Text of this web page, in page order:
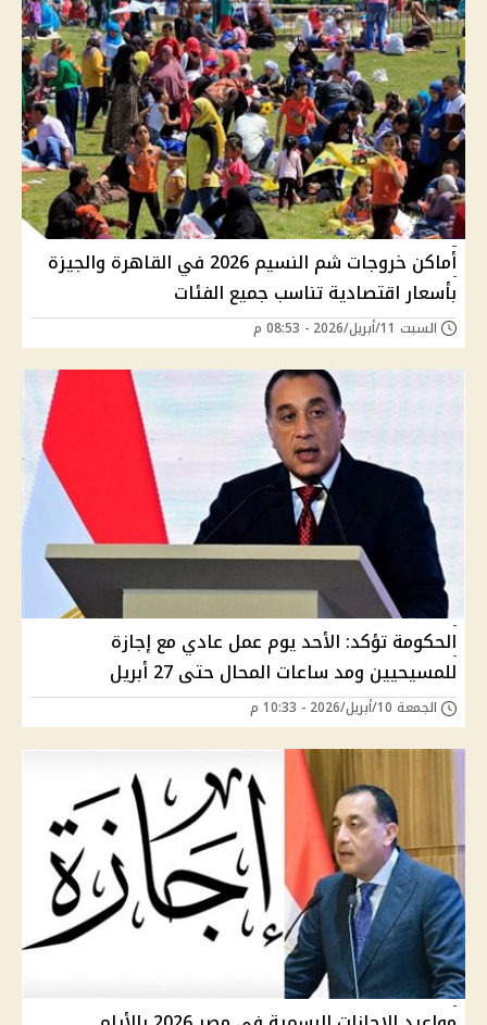
أماكن خروجات شم النسيم 2026 في القاهرة والجيزة
بأسعار اقتصادية تناسب جميع الفئات
السبت 11/أبريل/2026 - 08:53 م
الحكومة تؤكد: الأحد يوم عمل عادي مع إجازة
للمسيحيين ومد ساعات المحال حتى 27 أبريل
الجمعة 10/أبريل/2026 - 10:33 م